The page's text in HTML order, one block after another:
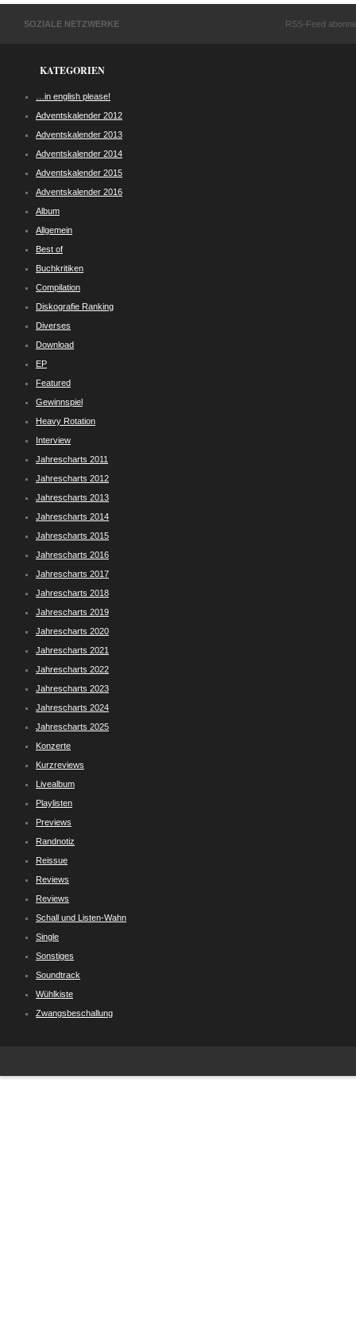
SOZIALE NETZWERKE RSS-Feed
KATEGORIEN
…in english please!
Adventskalender 2012
Adventskalender 2013
Adventskalender 2014
Adventskalender 2015
Adventskalender 2016
Album
Allgemein
Best of
Buchkritiken
Compilation
Diskografie Ranking
Diverses
Download
EP
Featured
Gewinnspiel
Heavy Rotation
Interview
Jahrescharts 2011
Jahrescharts 2012
Jahrescharts 2013
Jahrescharts 2014
Jahrescharts 2015
Jahrescharts 2016
Jahrescharts 2017
Jahrescharts 2018
Jahrescharts 2019
Jahrescharts 2020
Jahrescharts 2021
Jahrescharts 2022
Jahrescharts 2023
Jahrescharts 2024
Jahrescharts 2025
Konzerte
Kurzreviews
Livealbum
Playlisten
Previews
Randnotiz
Reissue
Reviews
Reviews
Schall und Listen-Wahn
Single
Sonstiges
Soundtrack
Wühlkiste
Zwangsbeschallung